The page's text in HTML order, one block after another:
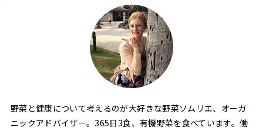
野菜と健康について考えるのが大好きな野菜ソムリエ、オーガ
ニックアドバイザー。365日3食、有機野菜を食べています。働